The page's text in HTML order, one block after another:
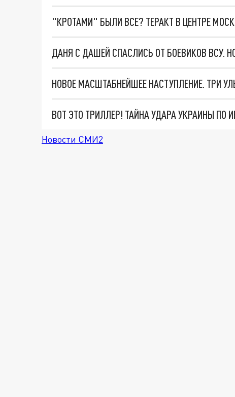
"КРОТАМИ" БЫЛИ ВСЕ? ТЕРАКТ В ЦЕНТРЕ
ДАНЯ С ДАШЕЙ СПАСЛИСЬ ОТ БОЕВИКОВ ВСУ.
ВОТ ЭТО ТРИЛЛЕР! ТАЙНА УДАРА УКРАИНЫ ПО
Новости СМИ2